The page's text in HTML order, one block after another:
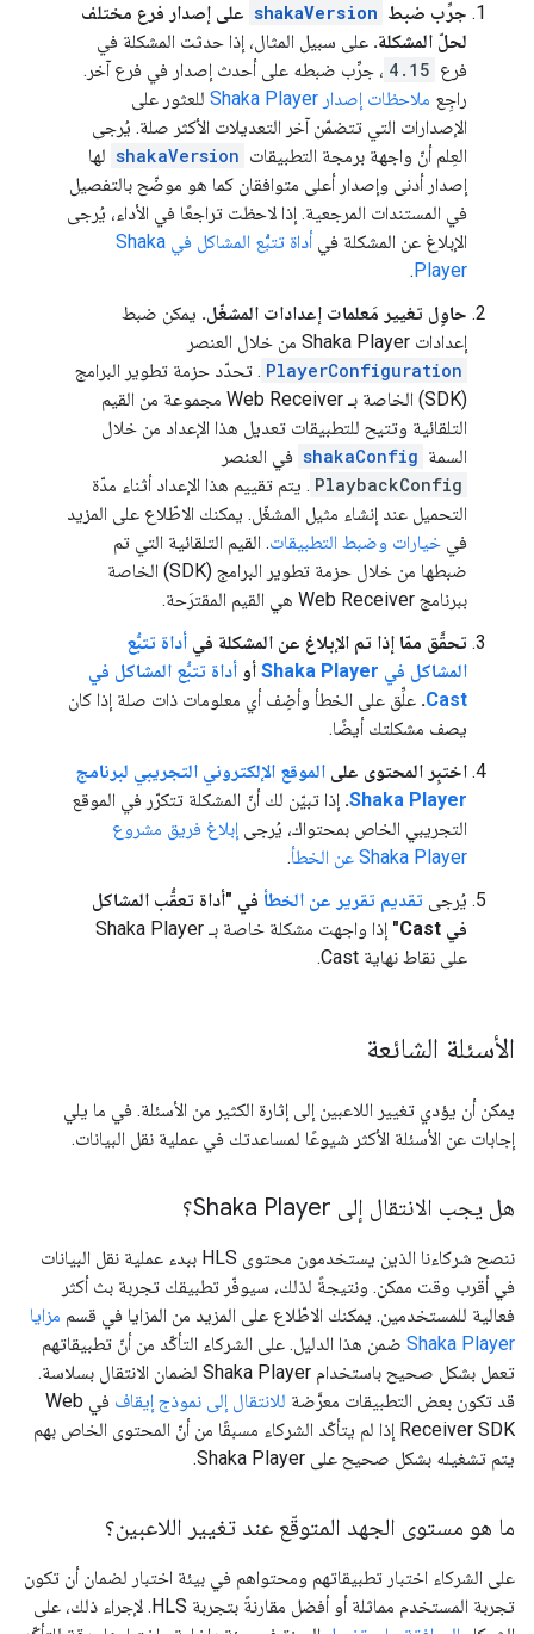
جرِّب ضبط shakaVersion على إصدار فرع مختلف
لحلّ المشكلة. على سبيل المثال، إذا حدثت المشكلة في
فرع 4.15 ، جرِّب ضبطه على أحدث إصدار في فرع آخر.
راجِع ملاحظات إصدار Shaka Player
للعثور على
الإصدارات التي تتضمّن آخر التعديلات الأكثر صلة. يُرجى
العِلم أنّ واجهة برمجة التطبيقات shakaVersion لها
إصدار أدنى وإصدار أعلى متوافقان كما هو موضّح بالتفصيل
في المستندات المرجعية. إذا لاحظت تراجعًا في الأداء، يُرجى
الإبلاغ عن المشكلة في
أداة تتبُّع المشاكل في Shaka
Player
.
حاوِل تغيير مَعلمات إعدادات المشغّل. يمكن ضبط
إعدادات Shaka Player من خلال العنصر
PlayerConfiguration . تحدّد حزمة تطوير البرامج
(SDK) الخاصة بـ Web Receiver مجموعة من القيم
التلقائية وتتيح للتطبيقات تعديل هذا الإعداد من خلال
السمة shakaConfig في العنصر
PlaybackConfig . يتم تقييم هذا الإعداد أثناء مدّة
التحميل عند إنشاء مثيل المشغّل. يمكنك الاطّلاع على المزيد
في خيارات وضبط التطبيقات. القيم التلقائية التي تم
ضبطها من خلال حزمة تطوير البرامج (SDK) الخاصة
ببرنامج Web Receiver هي القيم المقترَحة.
تحقَّق ممّا إذا تم الإبلاغ عن المشكلة في أداة تتبُّع
المشاكل في Shaka Player
أو أداة تتبُّع المشاكل في
Cast
. علِّق على الخطأ وأضِف أي معلومات ذات صلة إذا كان
يصف مشكلتك أيضًا.
اختبِر المحتوى على الموقع الإلكتروني التجريبي لبرنامج
Shaka Player
. إذا تبيّن لك أنّ المشكلة تتكرّر في الموقع
التجريبي الخاص بمحتواك، يُرجى إبلاغ فريق مشروع
Shaka Player عن الخطأ
.
يُرجى تقديم تقرير عن الخطأ في "أداة تعقُّب المشاكل
في Cast"
إذا واجهت مشكلة خاصة بـ Shaka Player
على نقاط نهاية Cast.
الأسئلة الشائعة
يمكن أن يؤدي تغيير اللاعبين إلى إثارة الكثير من الأسئلة. في ما يلي
إجابات عن الأسئلة الأكثر شيوعًا لمساعدتك في عملية نقل البيانات.
هل يجب الانتقال إلى Shaka Player؟
ننصح شركاءنا الذين يستخدمون محتوى HLS ببدء عملية نقل البيانات
في أقرب وقت ممكن. ونتيجةً لذلك، سيوفّر تطبيقك تجربة بث أكثر
فعالية للمستخدمين. يمكنك الاطّلاع على المزيد من المزايا في قسم مزايا
Shaka Player ضمن هذا الدليل. على الشركاء التأكّد من أنّ تطبيقاتهم
تعمل بشكل صحيح باستخدام Shaka Player لضمان الانتقال بسلاسة.
قد تكون بعض التطبيقات معرَّضة للانتقال إلى نموذج إيقاف
في Web
Receiver SDK إذا لم يتأكّد الشركاء مسبقًا من أنّ المحتوى الخاص بهم
يتم تشغيله بشكل صحيح على Shaka Player.
ما هو مستوى الجهد المتوقّع عند تغيير اللاعبين؟
على الشركاء اختبار تطبيقاتهم ومحتواهم في بيئة اختبار لضمان أن تكون
تجربة المستخدم مماثلة أو أفضل مقارنةً بتجربة HLS. لإجراء ذلك، على